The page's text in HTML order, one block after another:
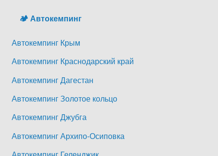
🏕️ Автокемпинг
Автокемпинг Крым
Автокемпинг Краснодарский край
Автокемпинг Дагестан
Автокемпинг Золотое кольцо
Автокемпинг Джубга
Автокемпинг Архипо-Осиповка